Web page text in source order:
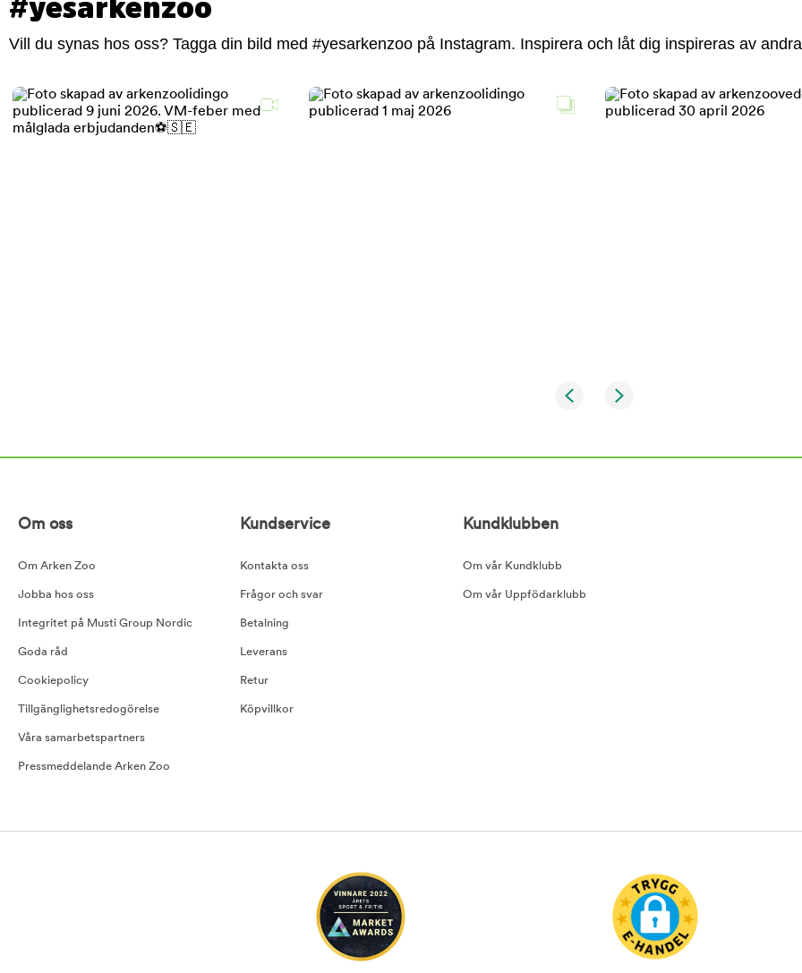
#yesarkenzoo
Vill du synas hos oss? Tagga din bild med #yesarkenzoo på Instagram. Inspirera och låt dig inspireras av
Om oss
Om Arken Zoo
Jobba hos oss
Integritet på Musti Group Nordic
Goda råd
Cookiepolicy
Tillgänglighetsredogörelse
Våra samarbetspartners
Pressmeddelande Arken Zoo
Kundservice
Kontakta oss
Frågor och svar
Betalning
Leverans
Retur
Köpvillkor
Kundklubben
Om vår Kundklubb
Om vår Uppfödarklubb